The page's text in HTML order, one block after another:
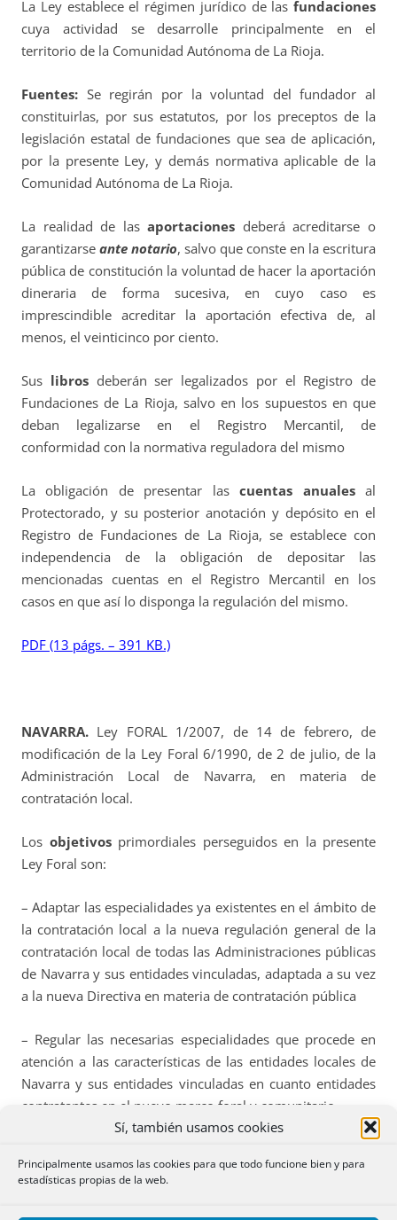
Sí, también usamos cookies
Principalmente usamos las cookies para que todo funcione bien y para
estadísticas propias de la web.
La Ley establece el régimen jurídico de las fundaciones
cuya actividad se desarrolle principalmente en el
territorio de la Comunidad Autónoma de La Rioja.
Fuentes: Se regirán por la voluntad del fundador al
constituirlas, por sus estatutos, por los preceptos de la
legislación estatal de fundaciones que sea de aplicación,
por la presente Ley, y demás normativa aplicable de la
Comunidad Autónoma de La Rioja.
La realidad de lasaportaciones deberá acreditarse o
garantizarse ante notario, salvo que conste en la escritura
pública de constitución la voluntad de hacer la aportación
dineraria de forma sucesiva, en cuyo caso es
imprescindible acreditar la aportación efectiva de, al
menos, el veinticinco por ciento.
Sus librosdeberán ser legalizados por el Registro de
Fundaciones de La Rioja, salvo en los supuestos en que
deban legalizarse en el Registro Mercantil, de
conformidad con la normativa reguladora del mismo
La obligación de presentar lascuentas anualesal
Protectorado, y su posterior anotación y depósito en el
Registro de Fundaciones de La Rioja, se establece con
independencia de la obligación de depositar las
mencionadas cuentas en el Registro Mercantil en los
casos en que así lo disponga la regulación del mismo.
PDF (13 págs. – 391 KB.)
NAVARRA. Ley FORAL 1/2007, de 14 de febrero, de
modificación de la Ley Foral 6/1990, de 2 de julio, de la
Administración Local de Navarra, en materia de
contratación local.
Los objetivosprimordiales perseguidos en la presente
Ley Foral son:
– Adaptar las especialidades ya existentes en el ámbito de
la contratación local a la nueva regulación general de la
contratación local de todas las Administraciones públicas
de Navarra y sus entidades vinculadas, adaptada a su vez
a la nueva Directiva en materia de contratación pública
– Regular las necesarias especialidades que procede en
atención a las características de las entidades locales de
Navarra y sus entidades vinculadas en cuanto entidades
contratantes en el nuevo marco foral y comunitario.
marco normativo tanto para la contratación local en
ámbito de los aprovechamientos maderables y leñosos.